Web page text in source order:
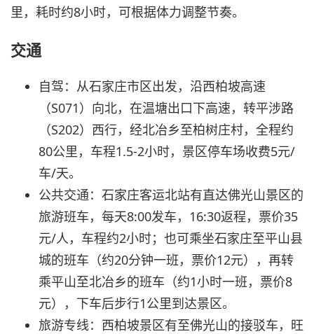
里，耗时约8小时，可根据体力调整节奏。
交通
自驾：从石家庄市区出发，沿西柏坡高速
（S071）向北，在温塘出口下高速，转平涉路
（S202）西行，经北冶乡至柏树庄村，全程约
80公里，车程1.5-2小时，景区停车场收费5元/
车/天。
公共交通：石家庄客运北站有直达佛光山景区的
旅游班车，每天8:00发车，16:30返程，票价35
元/人，车程约2小时；也可乘坐石家庄至平山县
城的班车（约20分钟一班，票价12元），再转
乘平山至北冶乡的班车（约1小时一班，票价8
元），下车后步行1公里到达景区。
旅游专线：西柏坡景区有至佛光山的接驳车，旺